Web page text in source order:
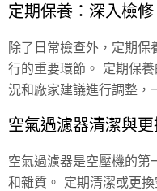
定期保養：深入檢
除了日常檢查外，定期保
行的重要環節。 定期保
況和廠家建議進行調整，
空氣過濾器清潔與
空氣過濾器是空壓機的第
和雜質。 定期清潔或更